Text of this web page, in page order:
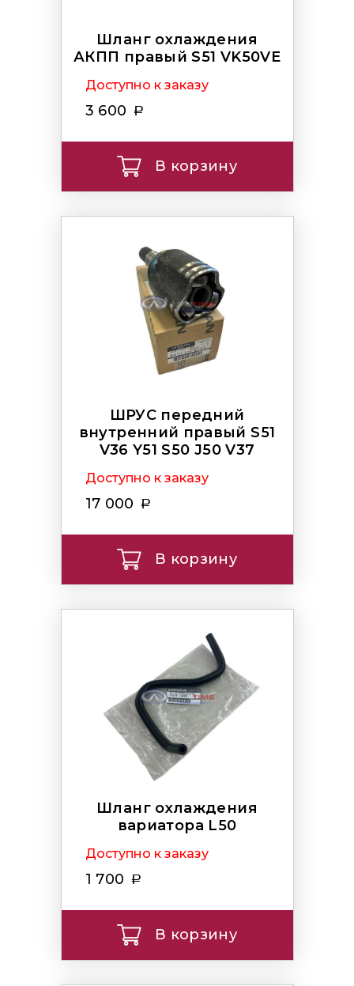
Шланг охлаждения
АКПП правый S51 VK50VE
Доступно к заказу
3 600
В корзину
ШРУС передний
внутренний правый S51
V36 Y51 S50 J50 V37
Доступно к заказу
17 000
В корзину
Шланг охлаждения
вариатора L50
Доступно к заказу
1 700
В корзину